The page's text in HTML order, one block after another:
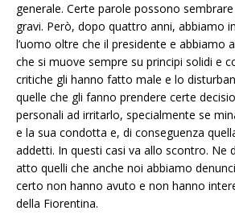
generale. Certe parole possono
gravi. Però, dopo quattro anni, abbiamo
l’uomo oltre che il presidente e abbiamo
che si muove sempre su principi solidi e
critiche gli hanno fatto male e lo
quelle che gli fanno prendere certe
personali ad irritarlo, specialmente se
e la sua condotta e, di conseguenza
addetti. In questi casi va allo scontro. Ne
atto quelli che anche noi abbiamo
certo non hanno avuto e non hanno
della Fiorentina.